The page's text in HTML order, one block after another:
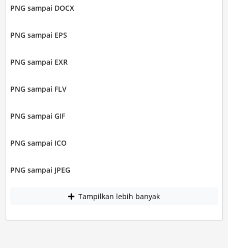
PNG sampai DOCX
PNG sampai EPS
PNG sampai EXR
PNG sampai FLV
PNG sampai GIF
PNG sampai ICO
PNG sampai JPEG
Tampilkan lebih banyak